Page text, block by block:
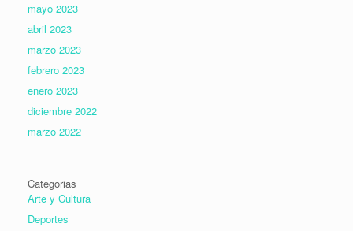
mayo 2023
abril 2023
marzo 2023
febrero 2023
enero 2023
diciembre 2022
marzo 2022
Categorias
Arte y Cultura
Deportes